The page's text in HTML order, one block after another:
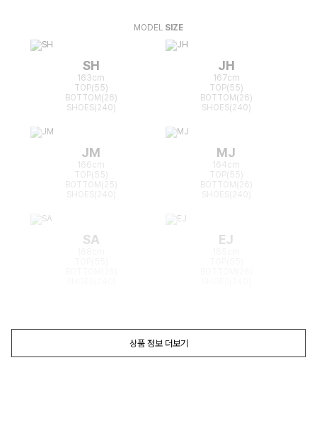
MODEL SIZE
SH
163cm
TOP(55)
BOTTOM(26)
SHOES(240)
JH
167cm
TOP(55)
BOTTOM(26)
SHOES(240)
JM
166cm
TOP(55)
BOTTOM(25)
MJ
164cm
TOP(55)
BOTTOM(26)
SA EJ
상품 정보 더보기